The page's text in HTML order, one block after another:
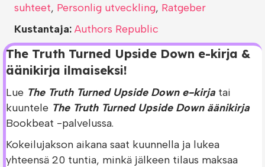
The Truth Turned Upside Down e-kirja &
äänikirja ilmaiseksi!
Lue The Truth Turned Upside Down e-kirja tai
kuuntele The Truth Turned Upside Down äänikirja
Bookbeat -palvelussa.
Kokeilujakson aikana saat kuunnella ja lukea
yhteensä 20 tuntia, minkä jälkeen tilaus maksaa
suhteet, Personlig utveckling, Ratgeber
Kustantaja: Authors Republic